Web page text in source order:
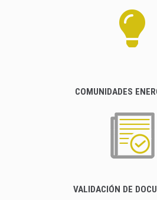
COMUNIDADES
VALIDACIÓN DE